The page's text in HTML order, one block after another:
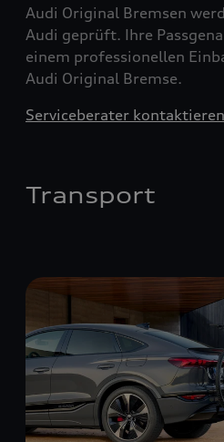
Audi Original Bremsen
Audi geprüft. Ihre
einem professionellen
Audi Original Bremse.
Serviceberater kontaktieren
Transport